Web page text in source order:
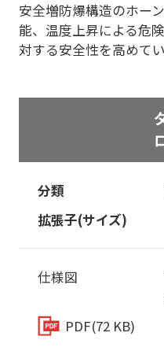
安全増防爆構造のホー
能、温度上昇による危
対する安全性を高めてい
分類
拡張子(サイズ)
仕様図
PDF(72 KB)